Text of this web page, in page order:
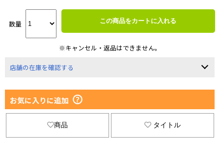
数量 この商品をカートに入れる
※キャンセル・返品はできません。
店舗の在庫を確認する
お気に入りに追加
商品 タイトル